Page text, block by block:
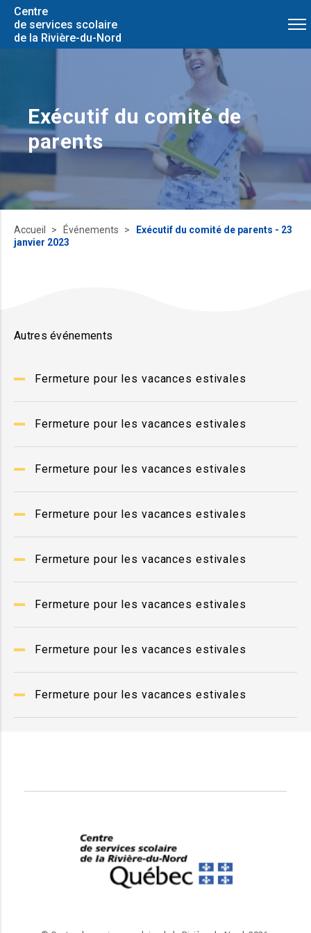
Centre
de services scolaire
de la Rivière-du-Nord
Exécutif du comité de
parents
Autres événements
Fermeture pour les vacances estivales
Fermeture pour les vacances estivales
Fermeture pour les vacances estivales
Fermeture pour les vacances estivales
Fermeture pour les vacances estivales
Fermeture pour les vacances estivales
Fermeture pour les vacances estivales
Fermeture pour les vacances estivales
Accueil Événements
Exécutif du comité de parents - 23
janvier 2023